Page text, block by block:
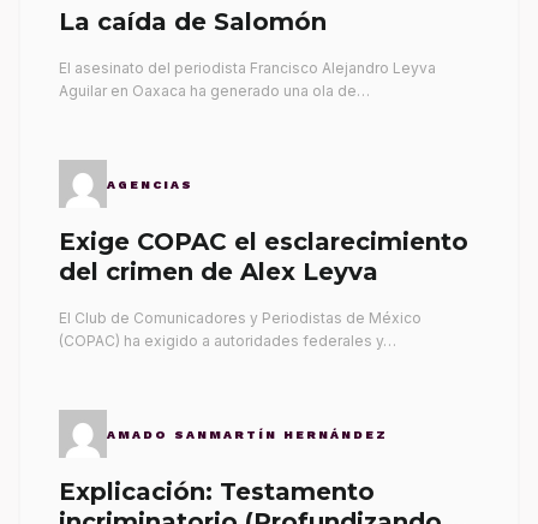
La caída de Salomón
El asesinato del periodista Francisco Alejandro Leyva
Aguilar en Oaxaca ha generado una ola de…
AGENCIAS
Exige COPAC el esclarecimiento
del crimen de Alex Leyva
El Club de Comunicadores y Periodistas de México
(COPAC) ha exigido a autoridades federales y…
AMADO SANMARTÍN HERNÁNDEZ
Explicación: Testamento